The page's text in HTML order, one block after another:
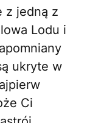
z jedną z
Lodu i
ukryte w
Ci